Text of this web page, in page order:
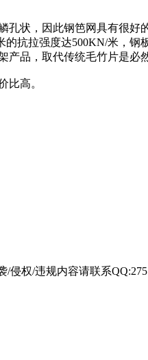
状，因此钢笆网具有很好
抗拉强度达500KN/米，钢
品，取代传统毛竹片是必
比高。
权/违规内容请联系